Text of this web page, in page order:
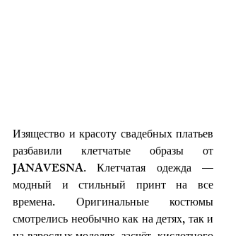
Изящество и красоту свадебных платьев
разбавили клетчатые образы от
JANAVESNA. Клетчатая одежда —
модный и стильный принт на все
времена. Оригинальные костюмы
смотрелись необычно как на детях, так и